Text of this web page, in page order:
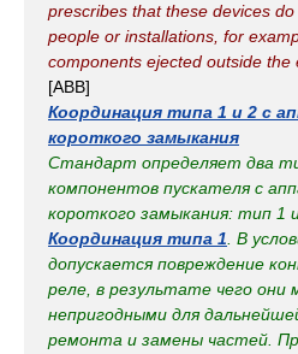
prescribes that these devices
people or installations, for
components ejected outside the
[ABB]
Координация типа 1 и 2 с
короткого замыкания
Стандарт определяет два
компонентов пускателя с
короткого замыкания: тип 1
Координация типа 1 . В
допускается повреждение
реле, в результате чего они
непригодными для
ремонта и замены частей.